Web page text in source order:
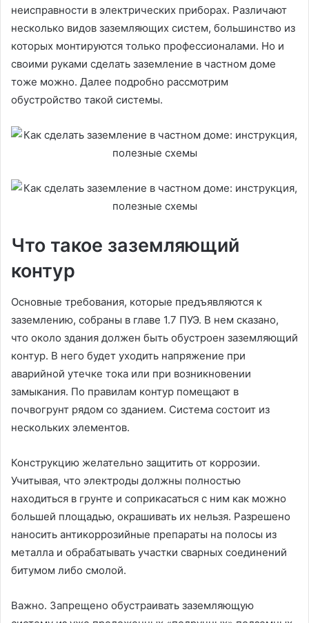
неисправности в электрических приборах. Различают
несколько видов заземляющих систем, большинство из
которых монтируются только профессионалами. Но и
своими руками сделать заземление в частном доме
тоже можно. Далее подробно рассмотрим
обустройство такой системы.
Что такое заземляющий
контур
Основные требования, которые предъявляются к
заземлению, собраны в главе 1.7 ПУЭ. В нем сказано,
что около здания должен быть обустроен заземляющий
контур. В него будет уходить напряжение при
аварийной утечке тока или при возникновении
замыкания. По правилам контур помещают в
почвогрунт рядом со зданием. Система состоит из
нескольких элементов.
Конструкцию желательно защитить от коррозии.
Учитывая, что электроды должны полностью
находиться в грунте и соприкасаться с ним как можно
большей площадью, окрашивать их нельзя. Разрешено
наносить антикоррозийные препараты на полосы из
металла и обрабатывать участки сварных соединений
битумом либо смолой.
Важно. Запрещено обустраивать заземляющую